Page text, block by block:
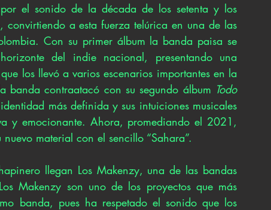
el sonido de la década de los setenta y los
a esta fuerza telúrica en una de las
Con su primer álbum la banda paisa se
del indie nacional, presentando una
los llevó a varios escenarios importantes en la
contraatacó con su segundo álbum Todo
más definida y sus intuiciones musicales
y emocionante. Ahora, promediando el 2021,
material con el sencillo “Sahara”.
llegan Los Makenzy, una de las bandas
Makenzy son uno de los proyectos que más
banda, pues ha respetado el sonido que los